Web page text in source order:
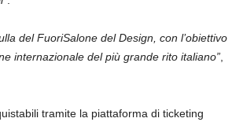
del FuoriSalone del Design, con l’obiettivo
internazionale del più grande rito italiano”,
tramite la piattaforma di ticketing